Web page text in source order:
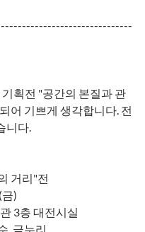
획전 "공간의 본질과 관
어 기쁘게 생각합니다. 전
니다.
거리"전
)
3층 대전시실
, 금누리